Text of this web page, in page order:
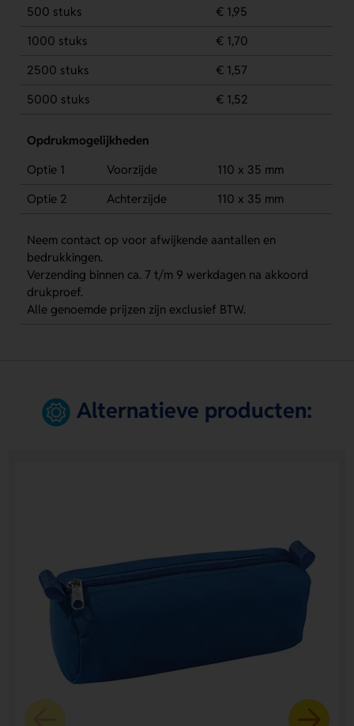
500 stuks
€ 1,95
1000 stuks
€ 1,70
2500 stuks
€ 1,57
5000 stuks
€ 1,52
Opdrukmogelijkheden
Optie 1
Voorzijde
110 x 35 mm
Optie 2
Achterzijde 110 x 35 mm
Neem contact op voor afwijkende aantallen en
bedrukkingen.
Verzending binnen ca. 7 t/m 9 werkdagen na akkoord
drukproef.
Alle genoemde prijzen zijn exclusief BTW.
Alternatieve producten: